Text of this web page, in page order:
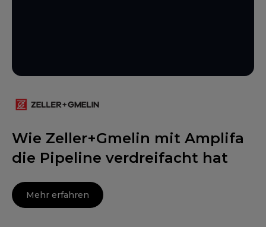
Wie Zeller+Gmelin mit Amplifa
die Pipeline verdreifacht hat
Mehr erfahren